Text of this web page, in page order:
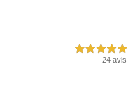
5,0 étoiles sur 5
24 avis